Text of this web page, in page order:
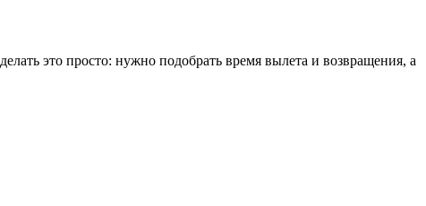
это просто: нужно подобрать время вылета и возвращения, а